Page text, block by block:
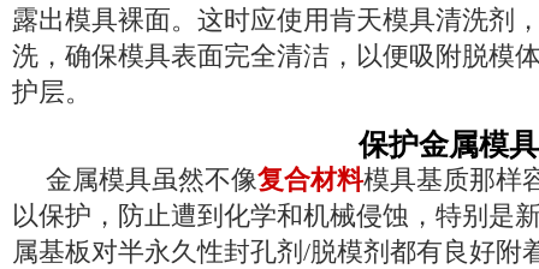
露出模具裸面。这时应使用肯天模具清洗剂
洗，确保模具表面完全清洁，以便吸附脱模
护层。
保护金属模具
金属模具虽然不像复合材料模具基质那样
以保护，防止遭到化学和机械侵蚀，特别是
属基板对半永久性封孔剂 /脱模剂都有良好附